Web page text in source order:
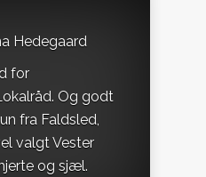
Hedegaard
for
Og godt
fra Faldsled,
valgt Vester
og sjæl.